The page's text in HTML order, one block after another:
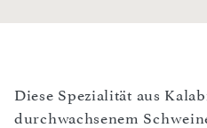
Diese Spezialität aus
durchwachsenem